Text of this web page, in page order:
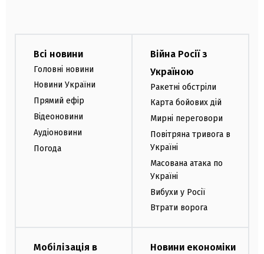
Всі новини
Головні новини
Новини України
Прямий ефір
Відеоновини
Аудіоновини
Погода
Війна Росії з
Україною
Ракетні обстріли
Карта бойових дій
Мирні переговори
Повітряна тривога в
Україні
Масована атака по
Україні
Вибухи у Росії
Втрати ворога
Мобілізація в
Новини економіки